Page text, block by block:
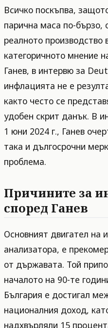
Всичко поскъпва,
парична маса по-бързо,
реалното производство
категоричното мнение
Ганев, в интервю за
инфлацията не е
както често се
удобен скрит данък. В
1 юни 2024 г., Ганев
така и дългосрочни
проблема.
Причините за
според Ганев
Основният двигател на
анализатора, е
от държавата. Той
началото на 90-те
България е достигал
националния доход,
надхвърляли 15